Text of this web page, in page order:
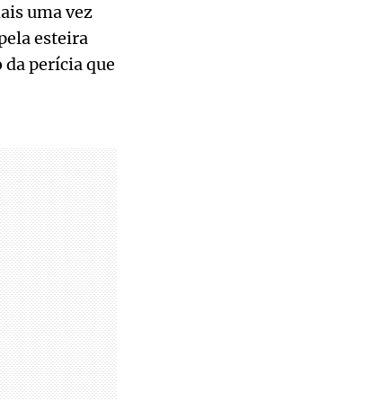
uma vez
esteira
perícia que